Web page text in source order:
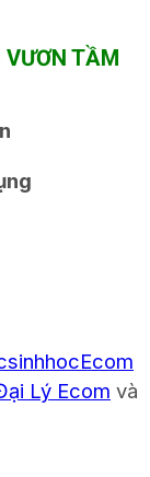
VƯƠN TẦM
Lý Ecom và